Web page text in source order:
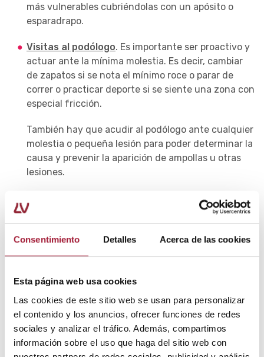
Consentimiento Detalles Acerca de las cookies
Esta página web usa cookies
Las cookies de este sitio web se usan para personalizar
el contenido y los anuncios, ofrecer funciones de redes
sociales y analizar el tráfico. Además, compartimos
información sobre el uso que haga del sitio web con
más vulnerables cubriéndolas con un apósito o
esparadrapo.
Visitas al podólogo. Es importante ser proactivo y
actuar ante la mínima molestia. Es decir, cambiar
de zapatos si se nota el mínimo roce o parar de
correr o practicar deporte si se siente una zona con
especial fricción.
También hay que acudir al podólogo ante cualquier
molestia o pequeña lesión para poder determinar la
causa y prevenir la aparición de ampollas u otras
lesiones.
Cómo curar las ampollas en los pies
Una vez aparecen las ampollas, es habitual tener la
duda sobre cómo deben curarse.
los pies puede variar.
Por lo general, se recomienda no reventar la vesícula,
sino dejarla al aire libre siempre que sea posible,
cubrirla con un apósito o gasa para evitar la fricción
cuando se utilizan zapatos y esperar a que se resuelva